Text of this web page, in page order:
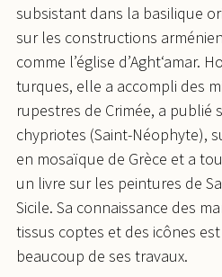
subsistant dans la basilique
sur les constructions
comme l’église d’Aght‘amar.
turques, elle a accompli des
rupestres de Crimée, a publié
chypriotes (Saint-Néophyte),
en mosaïque de Grèce et a
un livre sur les peintures de
Sicile. Sa connaissance des
tissus coptes et des icônes
beaucoup de ses travaux.